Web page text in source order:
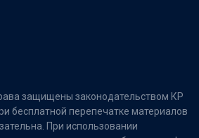
защищены законодательством КР
бесплатной перепечатке материалов
При использовании